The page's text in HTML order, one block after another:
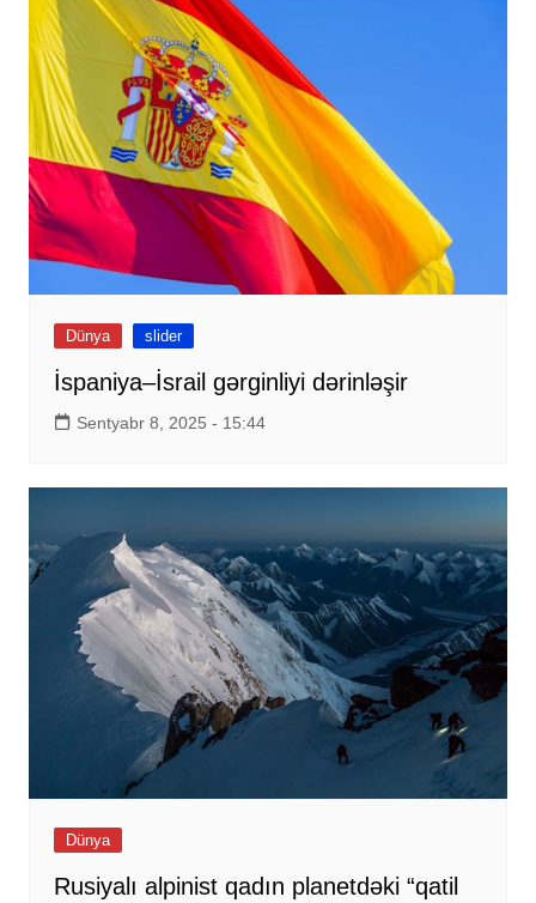
Dünya slider
İspaniya–İsrail gərginliyi dərinləşir
Sentyabr 8, 2025 - 15:44
Dünya
Rusiyalı alpinist qadın planetdəki “qatil